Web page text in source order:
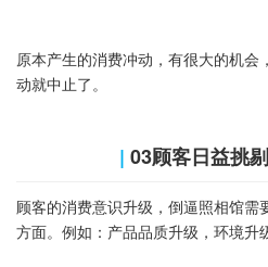
原本产生的消费冲动，有很大的机会
动就中止了。
| ‍03顾客日益挑
顾客的消费意识升级，倒逼照相馆需
方面。例如：产品品质升级，环境升